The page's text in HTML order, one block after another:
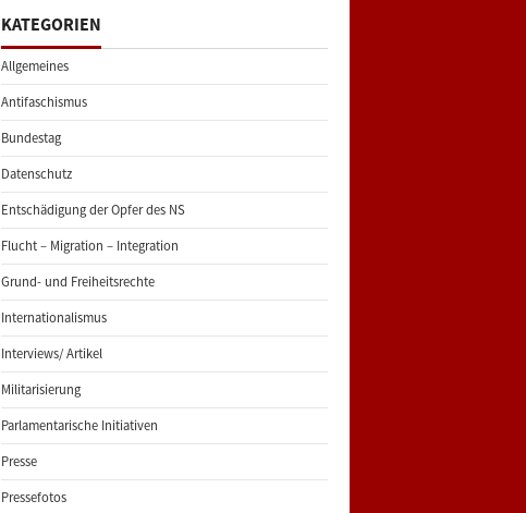
KATEGORIEN
Allgemeines
Antifaschismus
Bundestag
Datenschutz
Entschädigung der Opfer des NS
Flucht – Migration – Integration
Grund- und Freiheitsrechte
Internationalismus
Interviews/ Artikel
Militarisierung
Parlamentarische Initiativen
Presse
Pressefotos